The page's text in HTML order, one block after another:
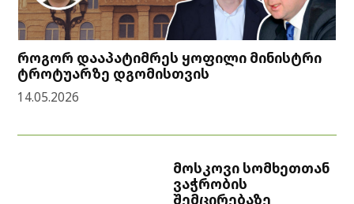
როგორ დააპატიმრეს ყოფილი მინისტრი
ტროტუარზე დგომისთვის
14.05.2026
მოსკოვი სომხეთთან
ვაჭრობის
შემცირებაზე